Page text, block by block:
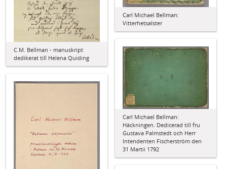
Carl Michael Bellman:
Vitterhetsalster
C.M. Bellman - manuskript
dedikerat till Helena Quiding
Carl Michael Bellman:
Häckningen. Dedicerad till fru
Gustava Palmstedt och Herr
Intendenten Fischerström den
31 Martii 1792